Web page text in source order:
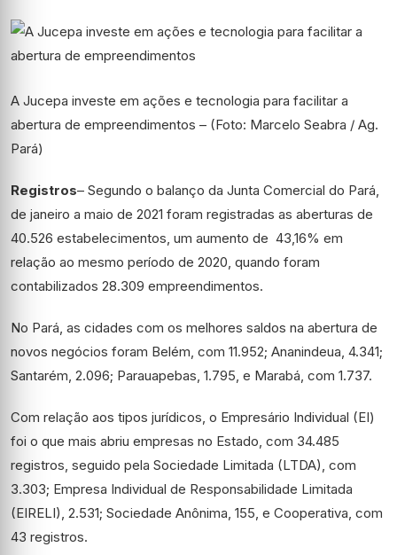
A Jucepa investe em ações e tecnologia para facilitar a
abertura de empreendimentos – (Foto: Marcelo Seabra / Ag.
Pará)
Registros– Segundo o balanço da Junta Comercial do Pará,
de janeiro a maio de 2021 foram registradas as aberturas de
40.526 estabelecimentos, um aumento de 43,16% em
relação ao mesmo período de 2020, quando foram
contabilizados 28.309 empreendimentos.
No Pará, as cidades com os melhores saldos na abertura de
novos negócios foram Belém, com 11.952; Ananindeua, 4.341;
Santarém, 2.096; Parauapebas, 1.795, e Marabá, com 1.737.
Com relação aos tipos jurídicos, o Empresário Individual (EI)
foi o que mais abriu empresas no Estado, com 34.485
registros, seguido pela Sociedade Limitada (LTDA), com
3.303; Empresa Individual de Responsabilidade Limitada
(EIRELI), 2.531; Sociedade Anônima, 155, e Cooperativa, com
43 registros.